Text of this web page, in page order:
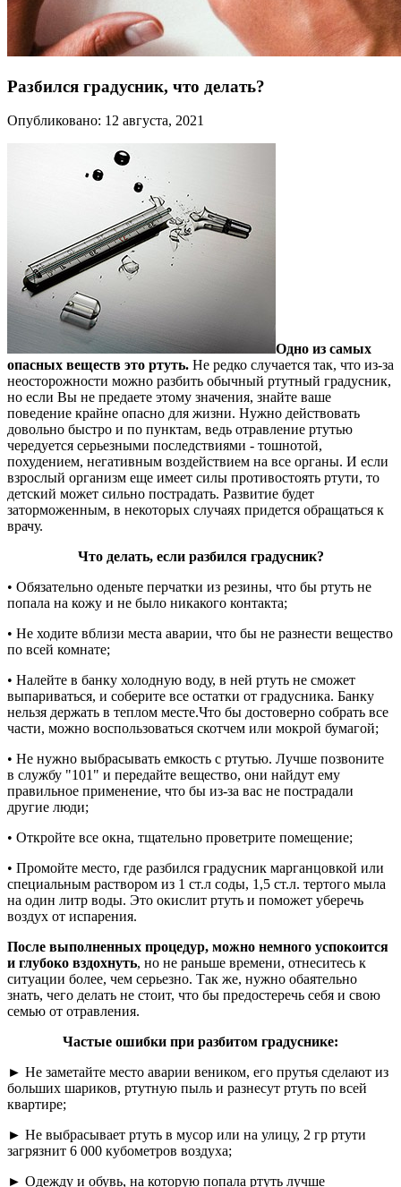
Разбился градусник, что делать?
Опубликовано: 12 августа, 2021
Одно из самых
опасных веществ это ртуть. Не редко случается так, что из-за
неосторожности можно разбить обычный ртутный градусник,
но если Вы не предаете этому значения, знайте ваше
поведение крайне опасно для жизни. Нужно действовать
довольно быстро и по пунктам, ведь отравление ртутью
чередуется серьезными последствиями - тошнотой,
похудением, негативным воздействием на все органы. И если
взрослый организм еще имеет силы противостоять ртути, то
детский может сильно пострадать. Развитие будет
заторможенным, в некоторых случаях придется обращаться к
врачу.
Что делать, если разбился градусник?
• Обязательно оденьте перчатки из резины, что бы ртуть не
попала на кожу и не было никакого контакта;
• Не ходите вблизи места аварии, что бы не разнести вещество
по всей комнате;
• Налейте в банку холодную воду, в ней ртуть не сможет
выпариваться, и соберите все остатки от градусника. Банку
нельзя держать в теплом месте.Что бы достоверно собрать все
части, можно воспользоваться скотчем или мокрой бумагой;
• Не нужно выбрасывать емкость с ртутью. Лучше позвоните
в службу "101" и передайте вещество, они найдут ему
правильное применение, что бы из-за вас не пострадали
другие люди;
• Откройте все окна, тщательно проветрите помещение;
• Промойте место, где разбился градусник марганцовкой или
специальным раствором из 1 ст.л соды, 1,5 ст.л. тертого мыла
на один литр воды. Это окислит ртуть и поможет уберечь
воздух от испарения.
После выполненных процедур, можно немного успокоится
и глубоко вздохнуть, но не раньше времени, отнеситесь к
ситуации более, чем серьезно. Так же, нужно обаятельно
знать, чего делать не стоит, что бы предостеречь себя и свою
семью от отравления.
Частые ошибки при разбитом градуснике:
► Не заметайте место аварии веником, его прутья сделают из
больших шариков, ртутную пыль и разнесут ртуть по всей
квартире;
► Не выбрасывает ртуть в мусор или на улицу, 2 гр ртути
загрязнит 6 000 кубометров воздуха;
► Одежду и обувь, на которую попала ртуть лучше